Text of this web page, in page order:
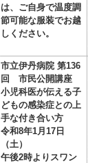
は、ご自身で温度調
節可能な服装でお越
しください。
市立伊丹病院 第136
回 市民公開講座
小児科医が伝える子
どもの感染症との上
手な付き合い方
令和8年1月17日
（土）
午後2時よりスワン